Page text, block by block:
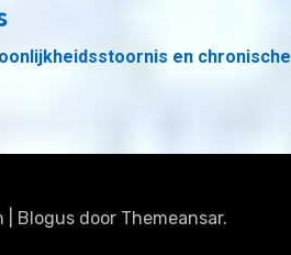
en chronische
Blogus door Themeansar.